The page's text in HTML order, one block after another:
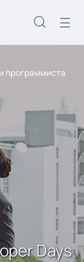
программиста
Days